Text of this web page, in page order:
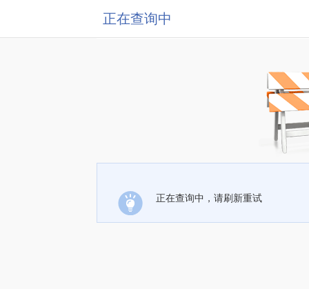
正在查询中
正在查询中，请刷新重试